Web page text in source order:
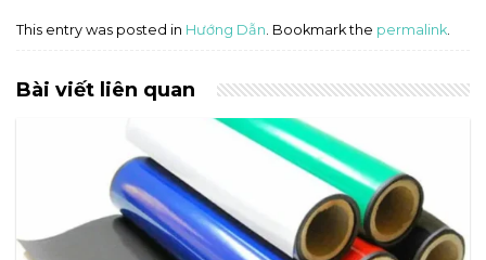
This entry was posted in Hướng Dẫn. Bookmark the permalink.
Bài viết liên quan